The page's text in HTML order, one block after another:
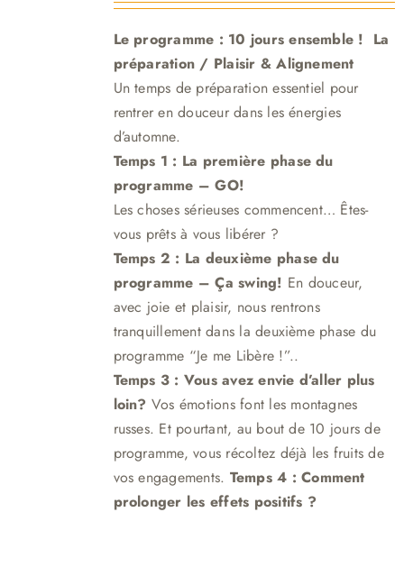
Le programme : 10 jours ensemble ! La
préparation / Plaisir & Alignement
Un temps de préparation essentiel pour
rentrer en douceur dans les énergies
d’automne.
Temps 1 : La première phase du
programme – GO!
Les choses sérieuses commencent… Êtes-
vous prêts à vous libérer ?
Temps 2 : La deuxième phase du
programme – Ça swing! En douceur,
avec joie et plaisir, nous rentrons
tranquillement dans la deuxième phase du
programme “Je me Libère !”..
Temps 3 : Vous avez envie d’aller plus
loin? Vos émotions font les montagnes
russes. Et pourtant, au bout de 10 jours de
programme, vous récoltez déjà les fruits de
vos engagements. Temps 4 : Comment
prolonger les effets positifs ?